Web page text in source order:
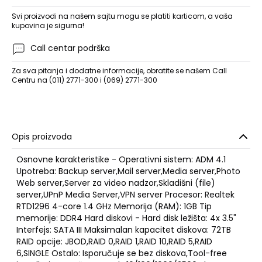
Svi proizvodi na našem sajtu mogu se platiti karticom, a vaša
kupovina je sigurna!
Call centar podrška
Za sva pitanja i dodatne informacije, obratite se našem Call
Centru na (011) 2771-300 i (069) 2771-300
Opis proizvoda
Osnovne karakteristike - Operativni sistem: ADM 4.1
Upotreba: Backup server,Mail server,Media server,Photo
Web server,Server za video nadzor,Skladišni (file)
server,UPnP Media Server,VPN server Procesor: Realtek
RTD1296 4-core 1.4 GHz Memorija (RAM): 1GB Tip
memorije: DDR4 Hard diskovi - Hard disk ležišta: 4x 3.5"
Interfejs: SATA III Maksimalan kapacitet diskova: 72TB
RAID opcije: JBOD,RAID 0,RAID 1,RAID 10,RAID 5,RAID
6,SINGLE Ostalo: Isporučuje se bez diskova,Tool-free